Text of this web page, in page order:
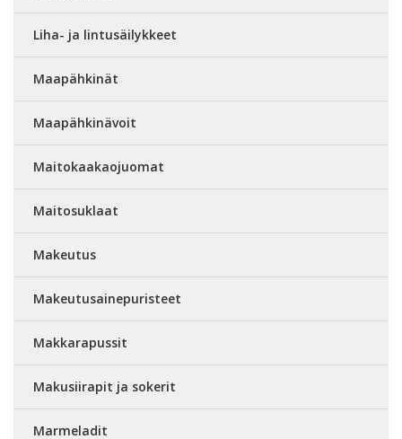
Liha- ja lintusäilykkeet
Maapähkinät
Maapähkinävoit
Maitokaakaojuomat
Maitosuklaat
Makeutus
Makeutusainepuristeet
Makkarapussit
Makusiirapit ja sokerit
Marmeladit